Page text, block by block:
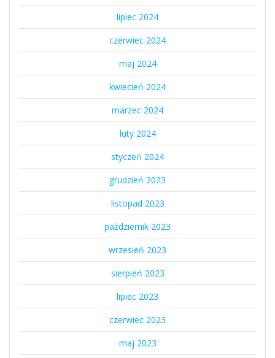
lipiec 2024
czerwiec 2024
maj 2024
kwiecień 2024
marzec 2024
luty 2024
styczeń 2024
grudzień 2023
listopad 2023
październik 2023
wrzesień 2023
sierpień 2023
lipiec 2023
czerwiec 2023
maj 2023